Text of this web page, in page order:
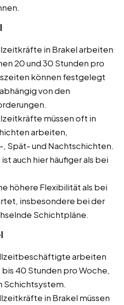
in Brakel arbeiten
20 und 30 Stunden pro
können festgelegt
von den
müssen oft in
arbeiten,
, Spät- und Nachtschichten.
auch hier häufiger als bei
höhere Flexibilität als bei
insbesondere bei der
Schichtpläne.
arbeiten
40 Stunden pro Woche,
Schichtsystem.
in Brakel müssen